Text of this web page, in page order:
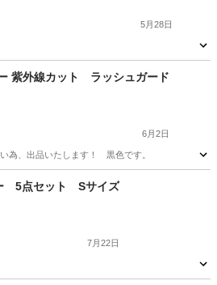
5月28日
マグ
紫外線カット ラッシュガード
6月2日
為、出品いたします！ 黒色です。
ラッシュガード
5点セット Sサイズ
7月22日